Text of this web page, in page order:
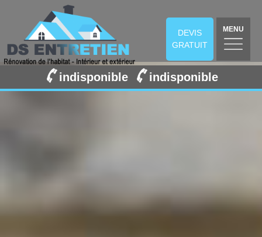
DEVIS
GRATUIT
MENU
indisponible indisponible